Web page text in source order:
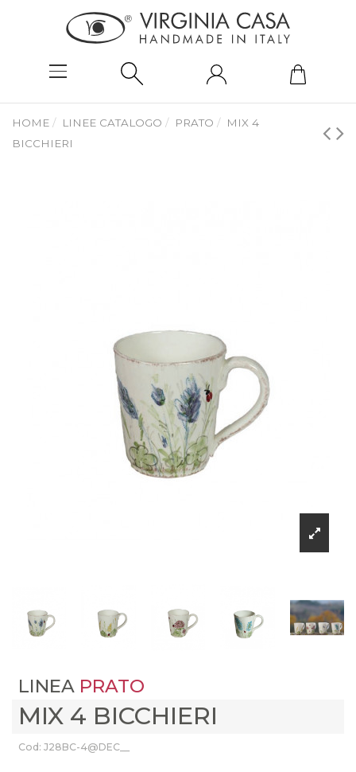
HOME LINEE CATALOGO PRATO
MIX 4
BICCHIERI
LINEA PRATO
MIX 4 BICCHIERI
Cod: J28BC-4@DEC__